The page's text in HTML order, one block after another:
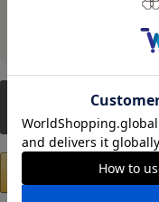
そのほかにもさま